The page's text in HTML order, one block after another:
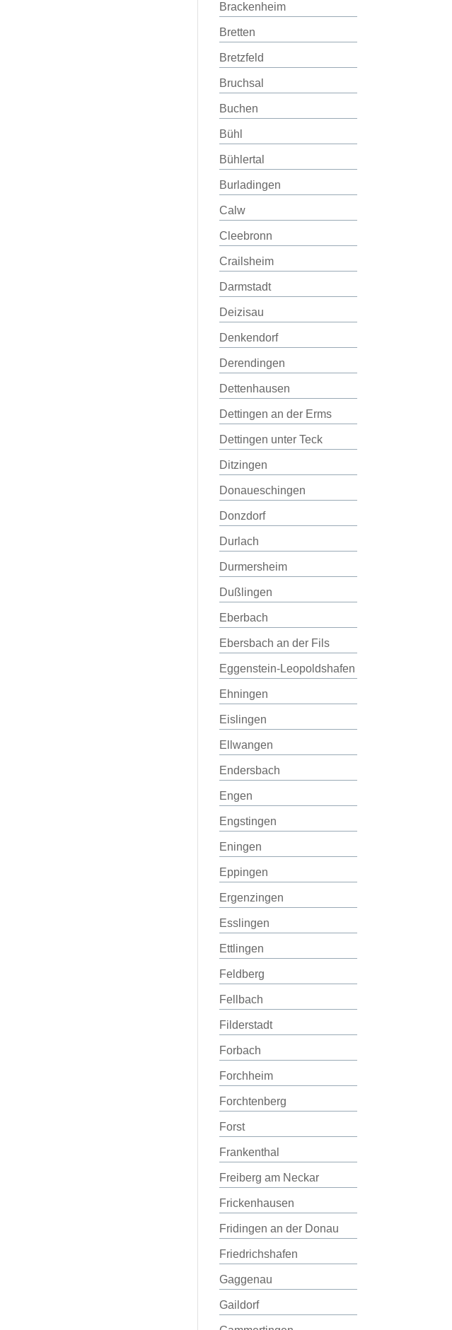
Brackenheim
Bretten
Bretzfeld
Bruchsal
Buchen
Bühl
Bühlertal
Burladingen
Calw
Cleebronn
Crailsheim
Darmstadt
Deizisau
Denkendorf
Derendingen
Dettenhausen
Dettingen an der Erms
Dettingen unter Teck
Ditzingen
Donaueschingen
Donzdorf
Durlach
Durmersheim
Dußlingen
Eberbach
Ebersbach an der Fils
Eggenstein-Leopoldshafen
Ehningen
Eislingen
Ellwangen
Endersbach
Engen
Engstingen
Eningen
Eppingen
Ergenzingen
Esslingen
Ettlingen
Feldberg
Fellbach
Filderstadt
Forbach
Forchheim
Forchtenberg
Forst
Frankenthal
Freiberg am Neckar
Frickenhausen
Fridingen an der Donau
Friedrichshafen
Gaggenau
Gaildorf